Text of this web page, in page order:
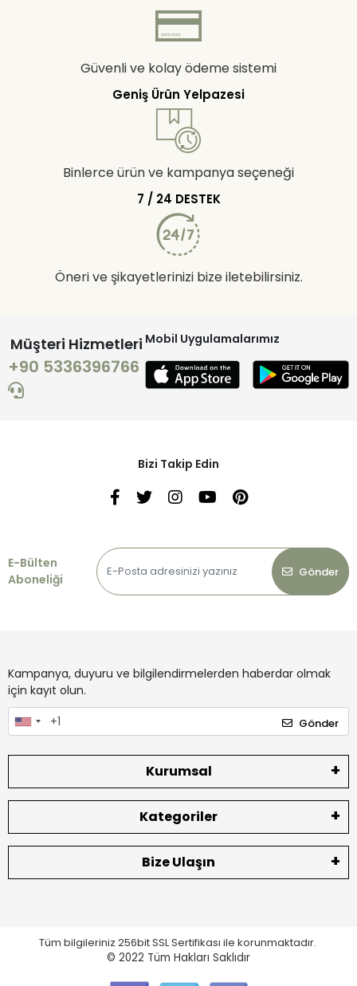
Güvenli ve kolay ödeme sistemi
Geniş Ürün Yelpazesi
Binlerce ürün ve kampanya seçeneği
7 / 24 DESTEK
Öneri ve şikayetlerinizi bize iletebilirsiniz.
Müşteri Hizmetleri
+90 5336396766
Mobil Uygulamalarımız
Bizi Takip Edin
E-Bülten
Aboneliği
Gönder
Kampanya, duyuru ve bilgilendirmelerden haberdar olmak
için kayıt olun.
Gönder
Kurumsal
Kategoriler
Bize Ulaşın
Tüm bilgileriniz 256bit SSL Sertifikası ile korunmaktadır.
© 2022 Tüm Hakları Saklıdır